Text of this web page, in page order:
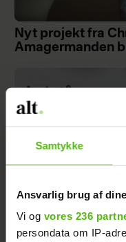
Samtykke
Ansvarlig brug af
Vi og vores 236
persondata om IP-
Nyt projekt fra
Amagermanden